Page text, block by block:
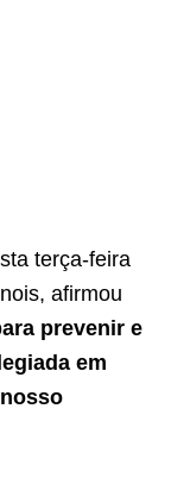
terça-feira
afirmou
prevenir e
em